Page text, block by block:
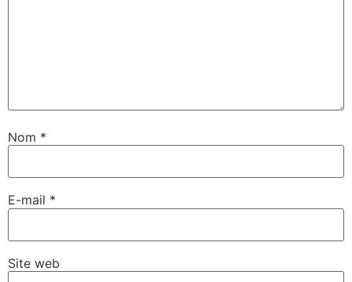
Nom *
E-mail *
Site web